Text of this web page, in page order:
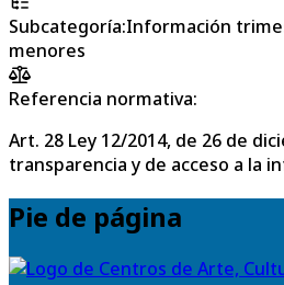
Subcategoría:Información
menores
Referencia normativa:
Art. 28 Ley 12/2014, de 26 de
transparencia y de acceso a la
Pie de página